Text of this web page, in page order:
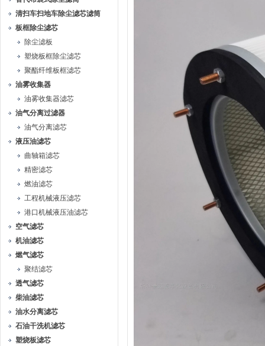
清扫车扫地车除尘滤芯滤筒
板框除尘滤芯
除尘滤板
塑烧板框除尘滤芯
聚酯纤维板框滤芯
油雾收集器
油雾收集器滤芯
油气分离过滤器
油气分离滤芯
液压油滤芯
曲轴箱滤芯
精密滤芯
燃油滤芯
工程机械液压滤芯
港口机械液压油滤芯
空气滤芯
机油滤芯
燃气滤芯
聚结滤芯
透气滤芯
柴油滤芯
油水分离滤芯
石油干洗机滤芯
塑烧板滤芯